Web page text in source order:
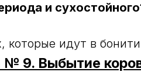
и
которые идут в
№ 9. Выбытие